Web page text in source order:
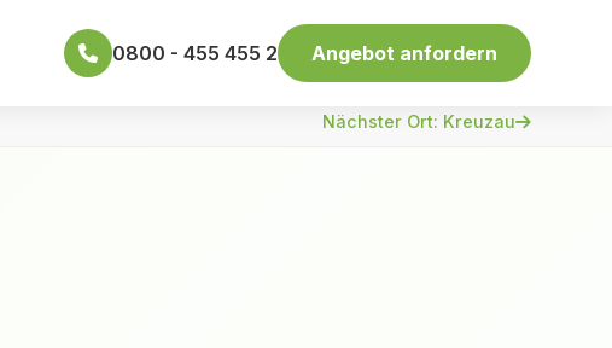
0800 - 455 455 2 Angebot anfordern
Nächster Ort: Kreuzau